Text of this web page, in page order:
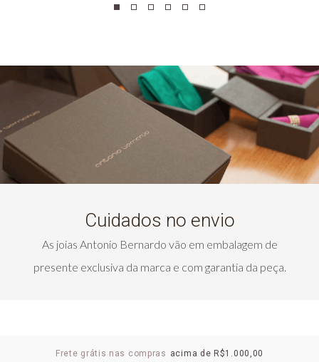
Cuidados no envio
As joias Antonio Bernardo vão em embalagem de
presente exclusiva da marca e com garantia da peça.
Frete grátis nas compras acima de R$1.000,00